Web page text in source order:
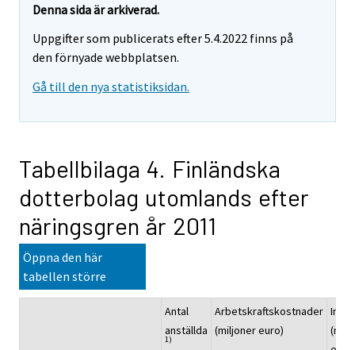
Denna sida är arkiverad.
Uppgifter som publicerats efter 5.4.2022 finns på
den förnyade webbplatsen.
Gå till den nya statistiksidan.
Tabellbilaga 4. Finländska
dotterbolag utomlands efter
näringsgren år 2011
Öppna den här
tabellen större
Antal
anställda
1)
Arbetskraftskostnader
(miljoner euro)